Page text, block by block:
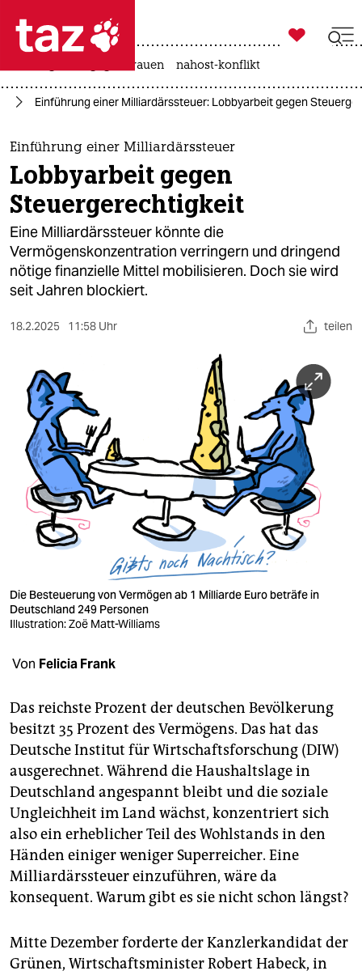
 taz zahl ich
taz zahl ich
themen
politik
öko
gesellschaft
kultur
sport
berlin
nord
wahrheit
verlag
verlag
veranstaltungen
fragen & hilfe
unterstützen
abo
epaper login

taz zahl ich
gewalt gegen frauen nahost-konflikt
Einführung einer Milliardärssteuer: Lobbyarbeit gegen
Einführung einer Milliardärssteuer
Lobbyarbeit gegen
Steuergerechtigkeit
Eine Milliardärssteuer könnte die
Vermögenskonzentration verringern und dringend
nötige finanzielle Mittel mobilisieren. Doch sie wird
seit Jahren blockiert.
18.2.2025 11:58 Uhr teilen
Die Besteuerung von Vermögen ab 1 Milliarde Euro beträfe in
Deutschland 249 Personen
Illustration: Zoë Matt-Williams
Von Felicia Frank
Das reichste Prozent der deutschen Bevölkerung
besitzt 35 Prozent des Vermögens. Das hat das
Deutsche Institut für Wirtschaftsforschung (DIW)
ausgerechnet. Während die Haushaltslage in
Deutschland angespannt bleibt und die soziale
Ungleichheit im Land wächst, konzentriert sich
also ein erheblicher Teil des Wohlstands in den
Händen einiger weniger Superreicher. Eine
Milliardärssteuer einzuführen, wäre da
konsequent. Warum gibt es sie nicht schon längst?
Mitte Dezember forderte der Kanzlerkandidat der
Grünen, Wirtschaftsminister Robert Habeck, in